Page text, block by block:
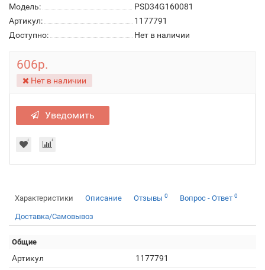
Модель:
PSD34G160081
Артикул:
1177791
Доступно:
Нет в наличии
606р.
Нет в наличии
Уведомить
Характеристики Описание Отзывы 0 Вопрос - Ответ 0
Доставка/Самовывоз
Общие
Артикул
1177791